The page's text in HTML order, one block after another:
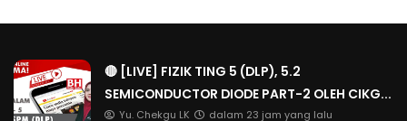
🔴 [LIVE] FIZIK TING 5 (DLP), 5.2
SEMICONDUCTOR DIODE PART-2 OLEH CIKG...
Yu. Chekgu LK dalam 23 jam yang lalu